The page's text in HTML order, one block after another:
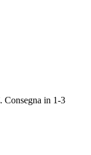
Consegna in 1-3